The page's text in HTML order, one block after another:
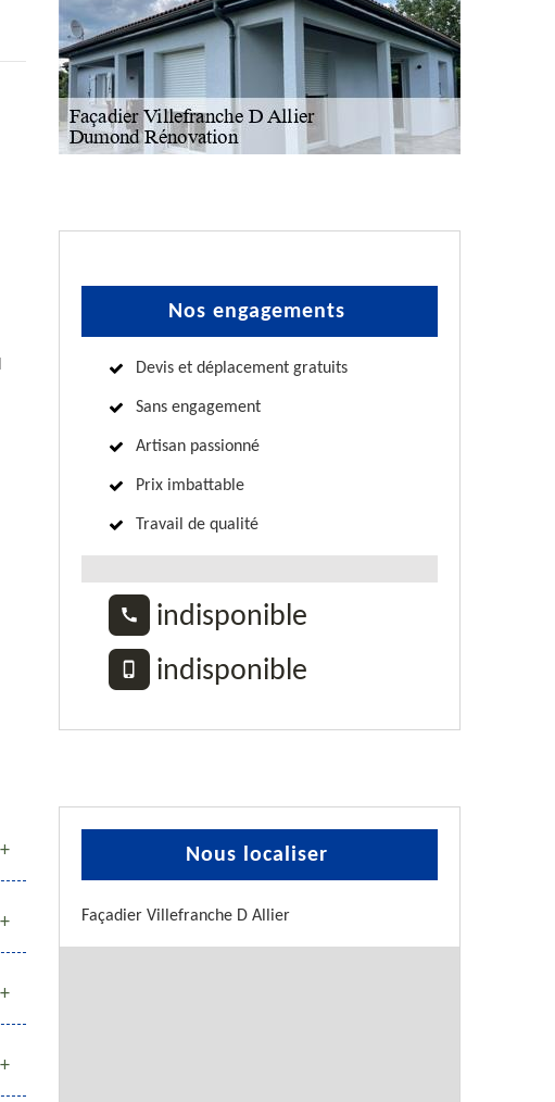
Nos engagements
Devis et déplacement gratuits
Sans engagement
Artisan passionné
Prix imbattable
Travail de qualité
indisponible
indisponible
Nous localiser
Façadier Villefranche D Allier